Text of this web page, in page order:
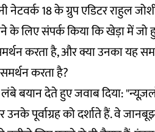
नेटवर्क 18 के ग्रुप एडिटर राहुल
के लिए संपर्क किया कि खेड़ा में जो
करता है, और क्या उनका यह
करता है?
बयान देते हुए जवाब दिया:
पूर्वाग्रह को दर्शाते हैं. वे